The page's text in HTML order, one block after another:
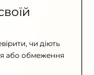
чи діють
або обмеження